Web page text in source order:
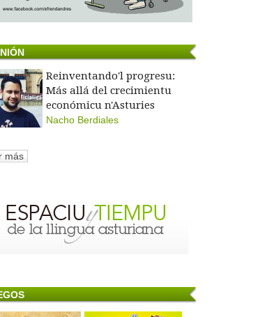
Reinventando'l progresu:
Más allá del crecimientu
económicu n'Asturies
Nacho Berdiales
más